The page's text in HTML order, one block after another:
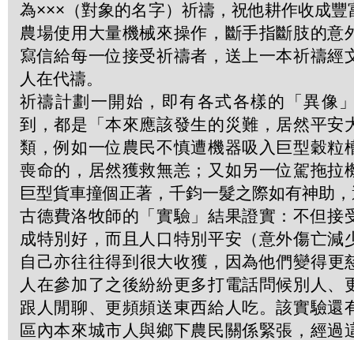
為×××（對象的名字）祈禱，祝他耕作收成
農場使用大量機械來操作，斷手指斷肢的意
寫信給每一位接受祈禱者，送上一本祈禱經
人在代禱。
祈禱計劃一開始，即有各式各樣的「異像
到，都是「本來應該發生的災難，居然平安
類，例如一位農民不慎遭機器吸入巨型穀粒
喪命的，居然獲救無恙；又如另一位駕拖拉
巨型貨車撞個正著，千鈞一髮之際如有神助
古德費洛牧師的「實驗」結果證實：不但接
成特別好，而且人口特別平安（意外傷亡減
自己亦往往得到很大收獲，因為他們變得
人在參加了之後紛紛更多打電話問候別人、
跟人閒聊、更頻頻送東西給人吃。該實驗還
區內本來城市人與鄉下農民關係緊張，經過